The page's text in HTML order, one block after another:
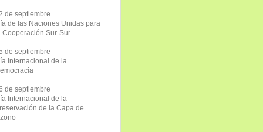
de septiembre
de las Naciones Unidas para
Cooperación Sur-Sur
de septiembre
Internacional de la
de septiembre
Internacional de la
de la Capa de